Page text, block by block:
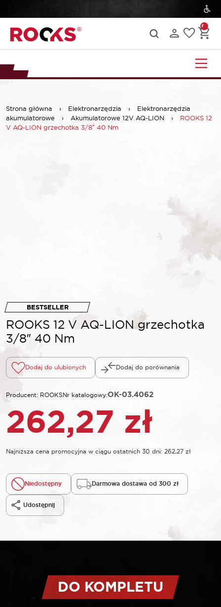
Strona główna › Elektronarzędzia ›
Elektronarzędzia
akumulatorowe
› Akumulatorowe 12V AQ-LION ›
ROOKS 12
V AQ-LION grzechotka 3/8″ 40 Nm
BESTSELLER
ROOKS 12 V AQ-LION grzechotka
3/8″ 40 Nm
Dodaj do ulubionych Dodaj do porównania
Producent: ROOKSNr katalogowy:OK-03.4062
262,27 zł
Najniższa cena promocyjna w ciągu ostatnich 30 dni: 262,27 zł
Niedostępny Darmowa dostawa od 300 zł
Udostępnij
DO KOMPLETU